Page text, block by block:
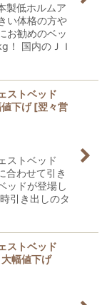
製低ホルムア
い体格の方や
お勧めのベッ
！ 国内のＪＩ
ストベッド
下げ [翌々営
ストベッド
合わせて引き
ッドが登場し
引き出しのタ
ストベッド
幅値下げ